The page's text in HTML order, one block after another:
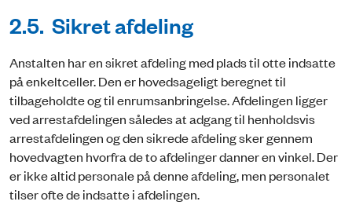
2.5. Sikret afdeling
Anstalten har en sikret afdeling med plads til otte indsatte
på enkeltceller. Den er hovedsageligt beregnet til
tilbageholdte og til enrumsanbringelse. Afdelingen ligger
ved arrestafdelingen således at adgang til henholdsvis
arrestafdelingen og den sikrede afdeling sker gennem
hovedvagten hvorfra de to afdelinger danner en vinkel. Der
er ikke altid personale på denne afdeling, men personalet
tilser ofte de indsatte i afdelingen.